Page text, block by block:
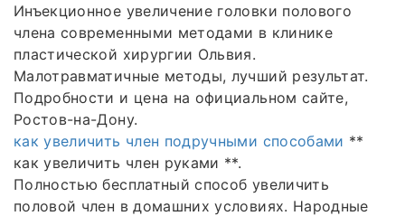
Инъекционное увеличение головки полового
члена современными методами в клинике
пластической хирургии Ольвия.
Малотравматичные методы, лучший результат.
Подробности и цена на официальном сайте,
Ростов-на-Дону.
как увеличить член подручными способами **
как увеличить член руками **.
Полностью бесплатный способ увеличить
половой член в домашних условиях. Народные